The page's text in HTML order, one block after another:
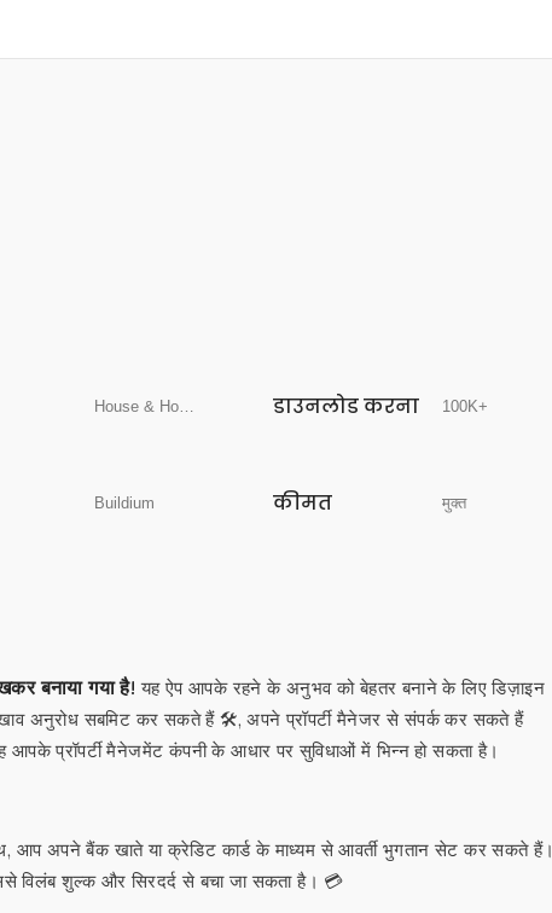
House & Home डाउनलोड करना 100K+
Buildium कीमत मुक्त
बनाया गया है! यह ऐप आपके रहने के अनुभव को बेहतर बनाने के लिए डिज़ाइन
अनुरोध सबमिट कर सकते हैं 🛠️, अपने प्रॉपर्टी मैनेजर से संपर्क कर सकते हैं
प्रॉपर्टी मैनेजमेंट कंपनी के आधार पर सुविधाओं में भिन्न हो सकता है।
अपने बैंक खाते या क्रेडिट कार्ड के माध्यम से आवर्ती भुगतान सेट कर सकते हैं।
विलंब शुल्क और सिरदर्द से बचा जा सकता है। 💳